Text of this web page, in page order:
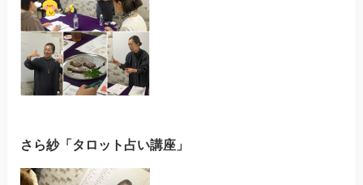
さら紗「タロット占い講座」